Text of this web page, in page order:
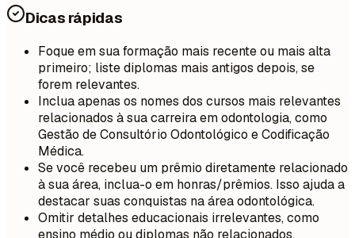
Dicas rápidas
Foque em sua formação mais recente ou mais alta
primeiro; liste diplomas mais antigos depois, se
forem relevantes.
Inclua apenas os nomes dos cursos mais relevantes
relacionados à sua carreira em odontologia, como
Gestão de Consultório Odontológico e Codificação
Médica.
Se você recebeu um prêmio diretamente relacionado
à sua área, inclua-o em honras/prêmios. Isso ajuda a
destacar suas conquistas na área odontológica.
Omitir detalhes educacionais irrelevantes, como
ensino médio ou diplomas não relacionados.